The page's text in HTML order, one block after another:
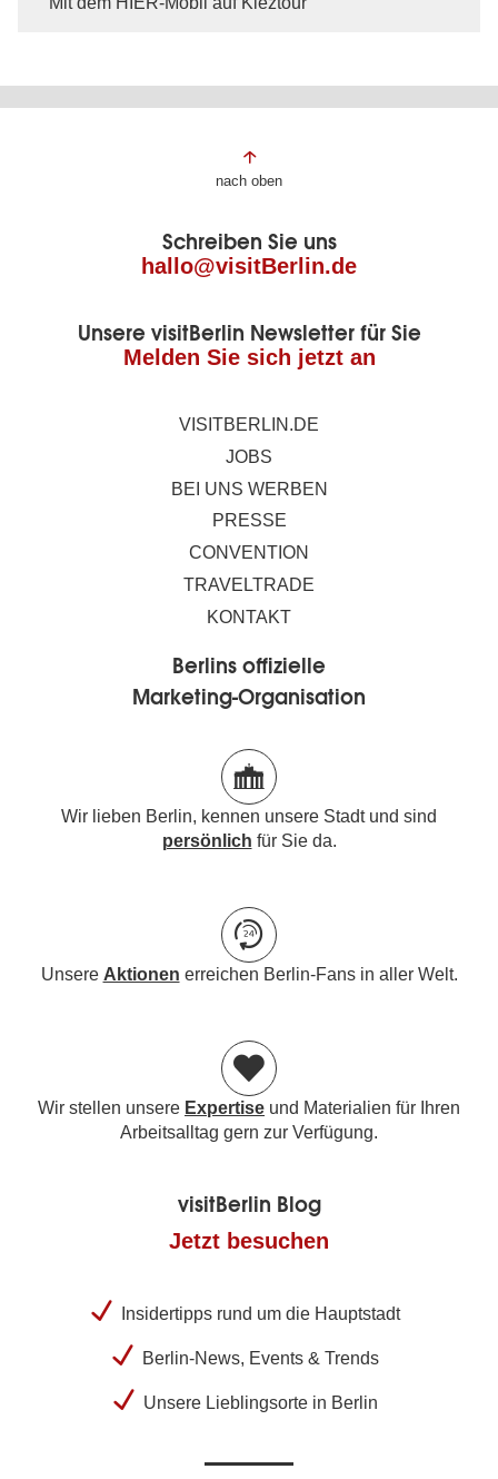
Fußbereich
Seite
nach oben
Schreiben Sie uns
hallo@visitBerlin.de
Unsere visitBerlin Newsletter für Sie
Melden Sie sich jetzt an
VISITBERLIN.DE
JOBS
BEI UNS WERBEN
PRESSE
CONVENTION
TRAVELTRADE
KONTAKT
Berlins offizielle
Marketing-Organisation
Wir lieben Berlin, kennen unsere Stadt und sind
persönlich für Sie da.
Unsere Aktionen erreichen Berlin-Fans in aller Welt.
Wir stellen unsere Expertise und Materialien für Ihren
Arbeitsalltag gern zur Verfügung.
visitBerlin Blog
Jetzt besuchen
Insidertipps rund um die Hauptstadt
Berlin-News, Events & Trends
Unsere Lieblingsorte in Berlin